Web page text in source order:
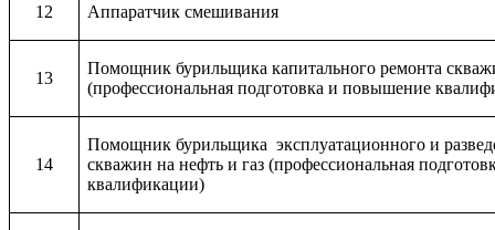
12 Аппаратчик смешивания
13
Помощник бурильщика капитального ремонта
(профессиональная подготовка и повышение
14
Помощник бурильщика эксплуатационного и
скважин на нефть и газ (профессиональная
квалификации)